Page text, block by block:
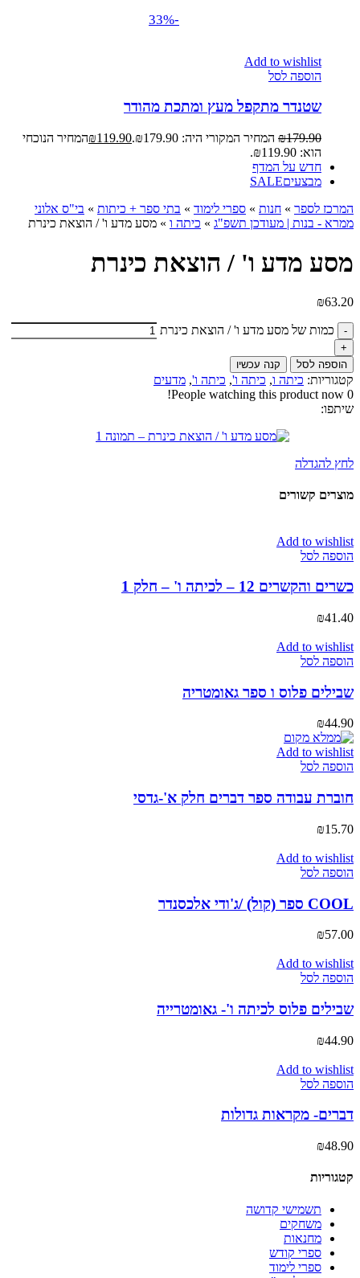
-33%
Add to wishlist
הוספה לסל
שטנדר מתקפל מעץ ומתכת מהודר
₪179.90 המחיר המקורי היה: ₪179.90. ₪119.90
המחיר הנוכחי
הוא: ₪119.90.
חדש על המדף
מבצעיםSALE
המרכז לספר » חנות » ספרי לימוד » בתי ספר + כיתות » בי"ס אלוני
ממרא - בנות | מעודכן תשפ"ג » כיתה ו » מסע מדע ו' / הוצאת כינרת
מסע מדע ו' / הוצאת כינרת
₪63.20
כמות של מסע מדע ו' / הוצאת כינרת
הוספה לסל קנה עכשיו
קטגוריות: כיתה ו, כיתה ו', כיתה ו', מדעים
0
People watching this product now!
שיתפו:
לחץ להגדלה
מוצרים קשורים
Add to wishlist
הוספה לסל
כשרים והקשרים 12 – לכיתה ו' – חלק 1
₪41.40
Add to wishlist
הוספה לסל
שבילים פלוס ו ספר גאומטריה
₪44.90
Add to wishlist
הוספה לסל
חוברת עבודה ספר דברים חלק א'-גדסי
₪15.70
Add to wishlist
הוספה לסל
COOL ספר (קול) /ג'ודי אלכסנדר
₪57.00
Add to wishlist
הוספה לסל
שבילים פלוס לכיתה ו'- גאומטרייה
₪44.90
Add to wishlist
הוספה לסל
‏דברים- מקראות גדולות
₪48.90
קטגוריות
תשמישי קדושה
משחקים
מחנאות
ספרי קודש
ספרי לימוד